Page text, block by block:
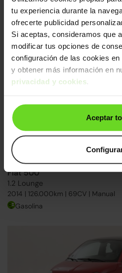
tu experiencia durante la
ofrecerte publicidad
Si aceptas, consideramos que
modificar tus opciones de
configuración de las cookies
y obtener más información en
privacidad y cookies.
Aceptar
Fiat 500
1.2 Lounge
2016 | 95.190km | 69CV | Manual
Gasolina
Correa nueva
Fiat 500
1.2 Lounge
2014 | 126.000km | 69CV | Manual
Gasolina